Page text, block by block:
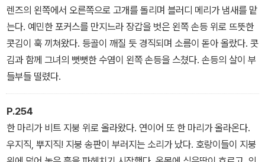
속되고 있다.
렌즈의 왼쪽에서 오른쪽으로 고개를 돌리며 블러디 메리가 냄새를 맡
는다. 예민한 포커스를 만지느라 장갑을 벗은 왼쪽 손등 위로 뜨뜻한
콧김이 훅 끼쳐왔다. 등골이 깨질 듯 경직되며 소름이 돋아 올랐다. 콧
김과 함께 그녀의 뻣뻣한 수염이 왼쪽 손등을 스쳤다. 손등의 살이 부
들부들 떨렸다.
P.254
한 마리가 비트 지붕 위로 올라왔다. 연이어 또 한 마리가 올라온다.
우지직, 뿌지직! 지붕 송판이 부러지는 소리가 났다. 호랑이들이 지붕